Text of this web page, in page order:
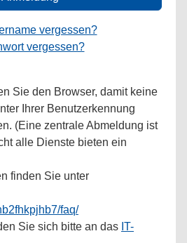
vergessen?
vergessen?
Sie den Browser, damit keine
Ihrer Benutzerkennung
(Eine zentrale Abmeldung ist
alle Dienste bieten ein
finden Sie unter
faq/
Sie sich bitte an das IT-